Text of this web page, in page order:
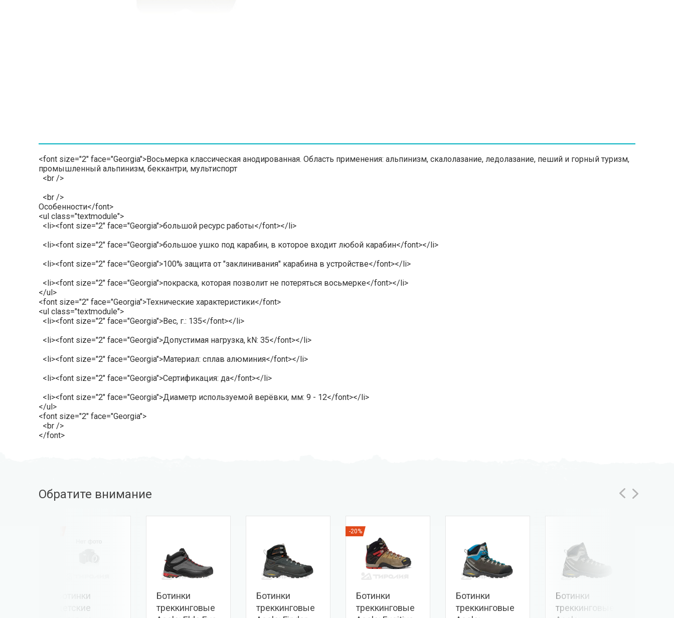
<font size="2" face="Georgia">Восьмерка классическая анодированная. Область применения: альпинизм, скалолазание, ледолазание, пеший и горный туризм,
промышленный альпинизм, беккантри, мультиспорт
<br />
<br />
Особенности</font>
<ul class="textmodule">
<li><font size="2" face="Georgia">большой ресурс работы</font></li>
<li><font size="2" face="Georgia">большое ушко под карабин, в которое входит любой карабин</font></li>
<li><font size="2" face="Georgia">100% защита от "заклинивания" карабина в устройстве</font></li>
<li><font size="2" face="Georgia">покраска, которая позволит не потеряться восьмерке</font></li>
</ul>
<font size="2" face="Georgia">Технические характеристики</font>
<ul class="textmodule">
<li><font size="2" face="Georgia">Вес, г.: 135</font></li>
<li><font size="2" face="Georgia">Допустимая нагрузка, kN: 35</font></li>
<li><font size="2" face="Georgia">Материал: сплав алюминия</font></li>
<li><font size="2" face="Georgia">Сертификация: да</font></li>
<li><font size="2" face="Georgia">Диаметр используемой верёвки, мм: 9 - 12</font></li>
</ul>
<font size="2" face="Georgia">
<br />
</font>
Обратите внимание
Ботинки
детские
Ботинки
треккинговые
Ботинки
треккинговые
-20%
Ботинки
треккинговые
Ботинки
треккинговые
Ботинки
треккинговые